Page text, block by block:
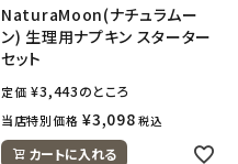
NaturaMoon(ナチュラムー
ン) 生理用ナプキン スターター
セット
定価 ¥3,443のところ
当店特別価格 ¥3,098 税込
カートに入れる